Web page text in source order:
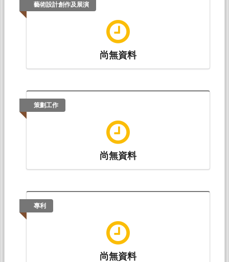
藝術設計創作及展演
尚無資料
策劃工作
尚無資料
專利
尚無資料